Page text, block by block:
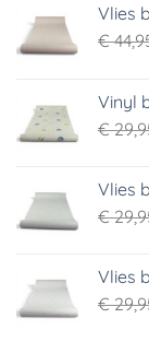
Vlies
€
Vinyl
€
Vlies
€
Vlies
€